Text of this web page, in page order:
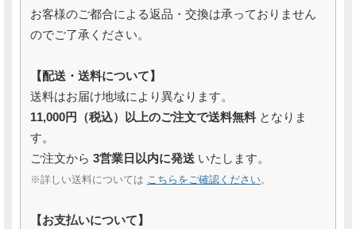
お客様のご都合による返品・交換は承っておりません
のでご了承ください。
【配送・送料について】
送料はお届け地域により異なります。
11,000円（税込）以上のご注文で送料無料 となりま
す。
ご注文から 3営業日以内に発送 いたします。
※詳しい送料については こちらをご確認ください。
【お支払いについて】